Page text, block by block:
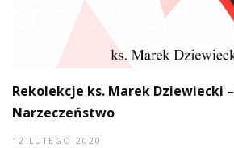
Rekolekcje ks. Marek Dziewiecki
Narzeczeństwo
12 LUTEGO 2020